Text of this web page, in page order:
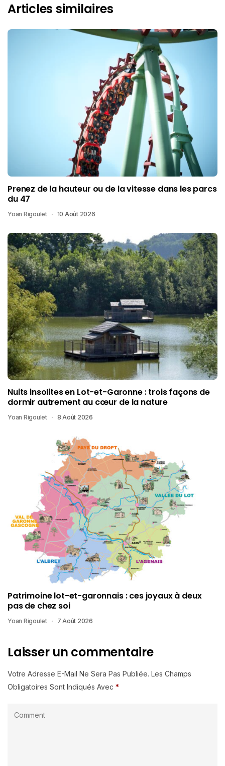
Articles similaires
Prenez de la hauteur ou de la vitesse dans les parcs
du 47
Yoan Rigoulet 10 Août 2026
Nuits insolites en Lot-et-Garonne : trois façons de
dormir autrement au cœur de la nature
Yoan Rigoulet 8 Août 2026
Patrimoine lot-et-garonnais : ces joyaux à deux
pas de chez soi
Yoan Rigoulet 7 Août 2026
Laisser un commentaire
Votre Adresse E-Mail Ne Sera Pas Publiée. Les Champs
Obligatoires Sont Indiqués Avec *